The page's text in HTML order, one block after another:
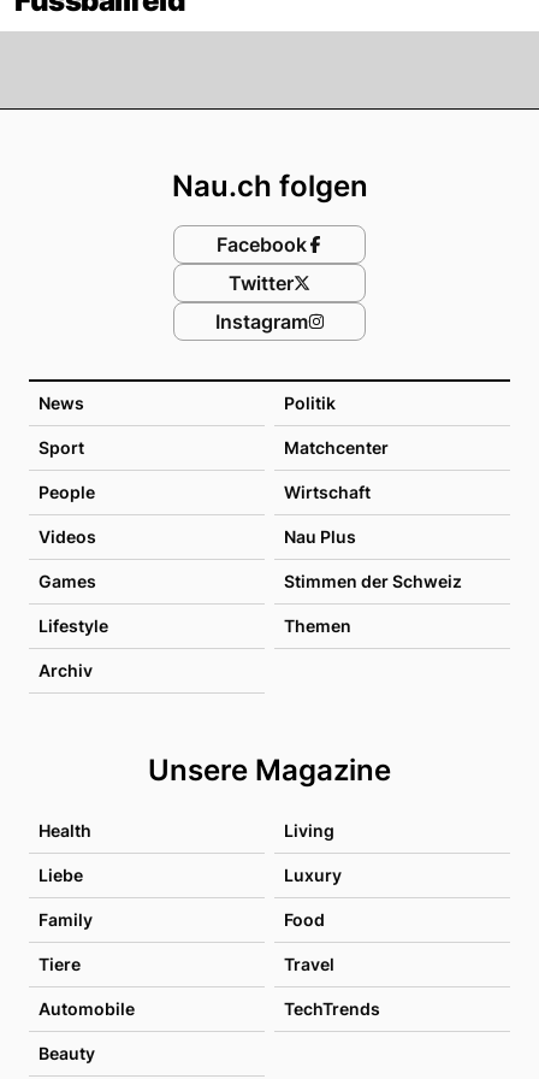
News Politik
Sport Matchcenter
People Wirtschaft
Videos Nau Plus
Games Stimmen der Schweiz
Lifestyle Themen
Archiv
Unsere Magazine
Health Living
Liebe Luxury
Family Food
Tiere Travel
Automobile TechTrends
Beauty
Nau.ch folgen
Facebook
Twitter
Instagram